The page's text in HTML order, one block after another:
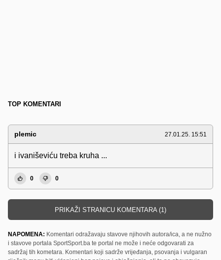
TOP KOMENTARI
plemic 27.01.25. 15:51
i ivaniševiću treba kruha ...
0 0
PRIKAŽI STRANICU KOMENTARA (1)
NAPOMENA: Komentari odražavaju stavove njihovih autora/ica, a ne nužno
i stavove portala SportSport.ba te portal ne može i neće odgovarati za
sadržaj tih kometara. Komentari koji sadrže vrijeđanja, psovanja i vulgaran